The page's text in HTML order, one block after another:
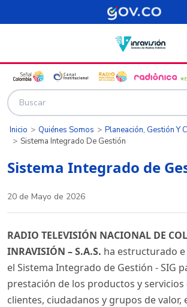
Pasar al contenido principal
Inicio Quiénes Somos
Planeación, Gestión Y
Sistema Integrado De Gestión
Sistema Integrado de
20 de Mayo de 2026
RADIO TELEVISIÓN NACIONAL DE
INRAVISIÓN – S.A.S. ha estructurado
el Sistema Integrado de Gestión - SIG
prestación de los productos y
clientes, ciudadanos y grupos de valor,